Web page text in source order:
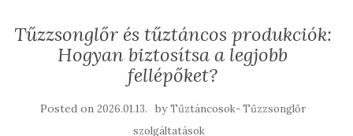
Tűzzsonglőr és tűztáncos produkciók:
Hogyan biztosítsa a legjobb
fellépőket?
Posted on 2026.01.13. byTűztáncosok- Tűzzsonglőr
szolgáltatások